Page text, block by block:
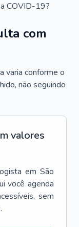
COVID-19?
com
varia conforme o
não seguindo
valores
em São
você agenda
sem